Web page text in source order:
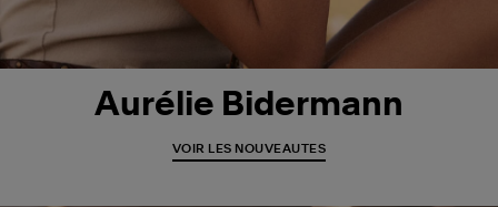
Aurélie Bidermann
VOIR LES NOUVEAUTES